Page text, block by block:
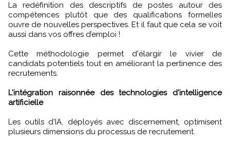
La redéfinition des descriptifs de postes autour des
compétences plutôt que des qualifications formelles
ouvre de nouvelles perspectives. Et il faut que cela se voit
aussi dans vos offres d’emploi !
Cette méthodologie permet d'élargir le vivier de
candidats potentiels tout en améliorant la pertinence des
recrutements.
L'intégration raisonnée des technologies d'intelligence
artificielle
Les outils d'IA, déployés avec discernement, optimisent
plusieurs dimensions du processus de recrutement.